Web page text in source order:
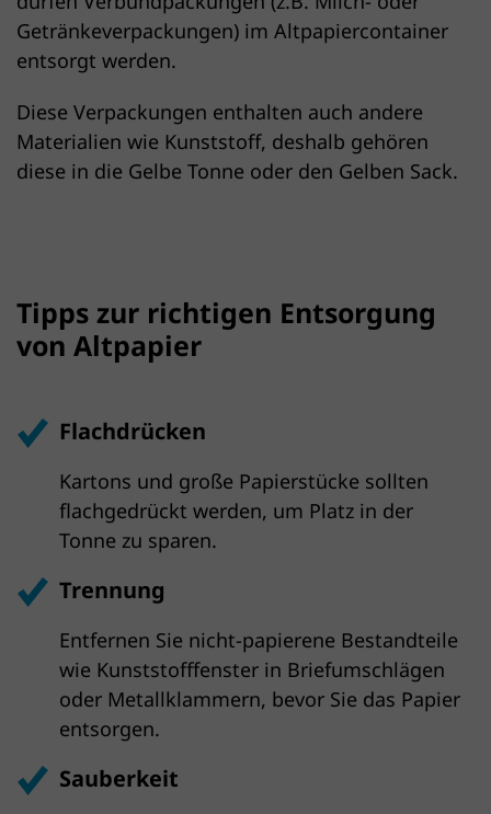
Getränke­verpackungen) im Altpapier­container
entsorgt werden.
Diese Verpackungen enthalten auch andere
Materialien wie Kunststoff, deshalb gehören
diese in die Gelbe Tonne oder den Gelben Sack.
Tipps zur richtigen Entsorgung
von Altpapier
Flachdrücken
Kartons und große Papierstücke sollten
flachgedrückt werden, um Platz in der
Tonne zu sparen.
Trennung
Entfernen Sie nicht-papierene Bestandteile
wie Kunststoff­fenster in Brief­umschlägen
oder Metall­klammern, bevor Sie das Papier
entsorgen.
Sauberkeit